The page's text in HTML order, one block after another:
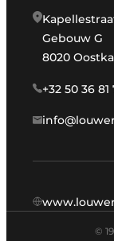
Gebouw G
8020
+32 50 36 81
©